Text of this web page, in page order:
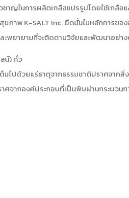
ชาญในการผลิตเกลือแปรรูปโดยใช้เกลื
ขภาพ K-SALT Inc. ยึดมั่นในหลักการข
ะพยายามที่จะติดตามวิจัยและพัฒนาอย่าง
น์) คั่ว
มไปด้วยแร่ธาตุจากธรรมชาติปราศจา
าศจากองค์ประกอบที่เป็นพิษผ่านกระบ